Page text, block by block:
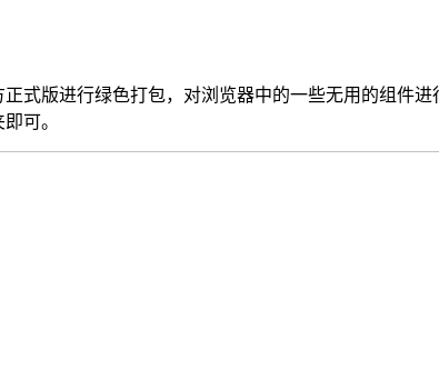
版进行绿色打包，对浏览器中的一些无用的组件进
可。